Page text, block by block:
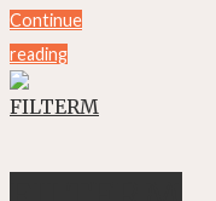
Continue
reading